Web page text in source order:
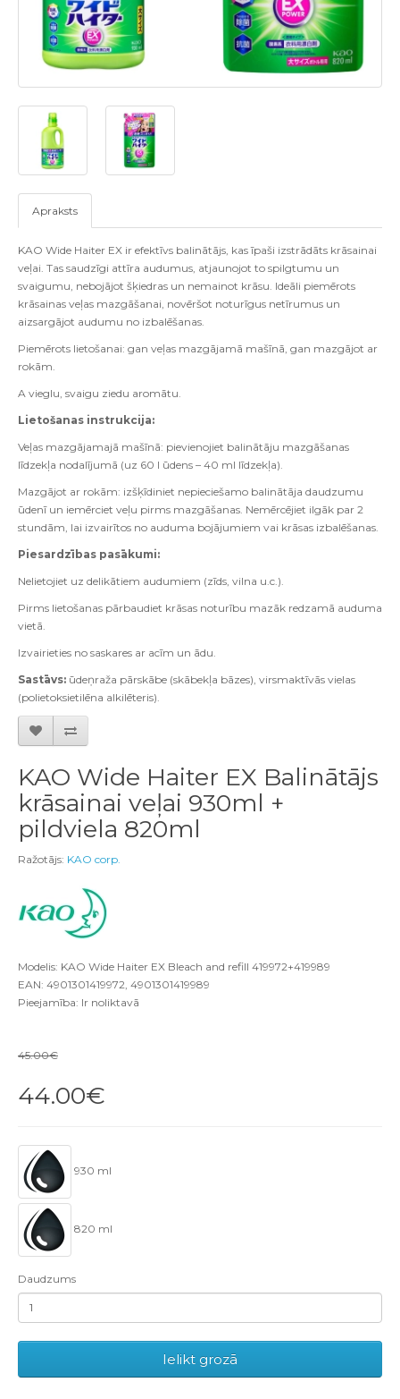
Apraksts
KAO Wide Haiter EX ir efektīvs balinātājs, kas īpaši izstrādāts krāsainai
veļai. Tas saudzīgi attīra audumus, atjaunojot to spilgtumu un
svaigumu, nebojājot šķiedras un nemainot krāsu. Ideāli piemērots
krāsainas veļas mazgāšanai, novēršot noturīgus netīrumus un
aizsargājot audumu no izbalēšanas.
Piemērots lietošanai: gan veļas mazgājamā mašīnā, gan mazgājot ar
rokām.
A vieglu, svaigu ziedu aromātu.
Lietošanas instrukcija:
Veļas mazgājamajā mašīnā: pievienojiet balinātāju mazgāšanas
līdzekļa nodalījumā (uz 60 l ūdens – 40 ml līdzekļa).
Mazgājot ar rokām: izšķīdiniet nepieciešamo balinātāja daudzumu
ūdenī un iemērciet veļu pirms mazgāšanas. Nemērcējiet ilgāk par 2
stundām, lai izvairītos no auduma bojājumiem vai krāsas izbalēšanas.
Piesardzības pasākumi:
Nelietojiet uz delikātiem audumiem (zīds, vilna u.c.).
Pirms lietošanas pārbaudiet krāsas noturību mazāk redzamā auduma
vietā.
Izvairieties no saskares ar acīm un ādu.
Sastāvs: ūdeņraža pārskābe (skābekļa bāzes), virsmaktīvās vielas
(polietoksietilēna alkilēteris).
KAO Wide Haiter EX Balinātājs
krāsainai veļai 930ml +
pildviela 820ml
Ražotājs: KAO corp.
Modelis: KAO Wide Haiter EX Bleach and refill 419972+419989
EAN: 4901301419972, 4901301419989
Pieejamība: Ir noliktavā
45.00€
44.00€
930 ml
820 ml
Daudzums
Ielikt grozā